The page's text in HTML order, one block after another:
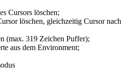
Cursors löschen;
löschen, gleichzeitig Cursor nach
(max. 319 Zeichen Puffer);
aus dem Environment;